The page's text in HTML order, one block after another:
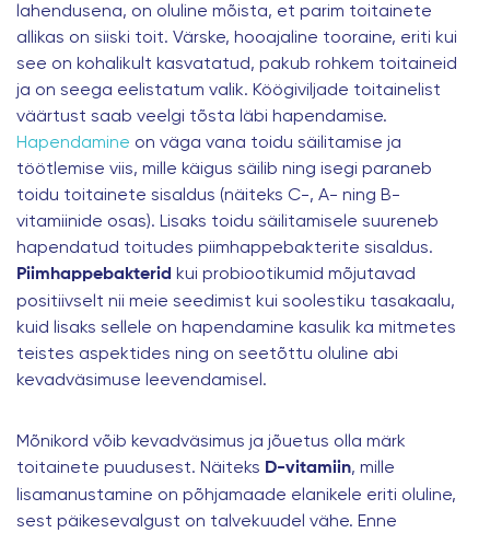
lahendusena, on oluline mõista, et parim toitainete
allikas on siiski toit. Värske, hooajaline tooraine, eriti kui
see on kohalikult kasvatatud, pakub rohkem toitaineid
ja on seega eelistatum valik. Köögiviljade toitainelist
väärtust saab veelgi tõsta läbi hapendamise.
Hapendamine on väga vana toidu säilitamise ja
töötlemise viis, mille käigus säilib ning isegi paraneb
toidu toitainete sisaldus (näiteks C-, A- ning B-
vitamiinide osas). Lisaks toidu säilitamisele suureneb
hapendatud toitudes piimhappebakterite sisaldus.
Piimhappebakterid kui probiootikumid mõjutavad
positiivselt nii meie seedimist kui soolestiku tasakaalu,
kuid lisaks sellele on hapendamine kasulik ka mitmetes
teistes aspektides ning on seetõttu oluline abi
kevadväsimuse leevendamisel.
Mõnikord võib kevadväsimus ja jõuetus olla märk
toitainete puudusest. Näiteks D-vitamiin, mille
lisamanustamine on põhjamaade elanikele eriti oluline,
sest päikesevalgust on talvekuudel vähe. Enne